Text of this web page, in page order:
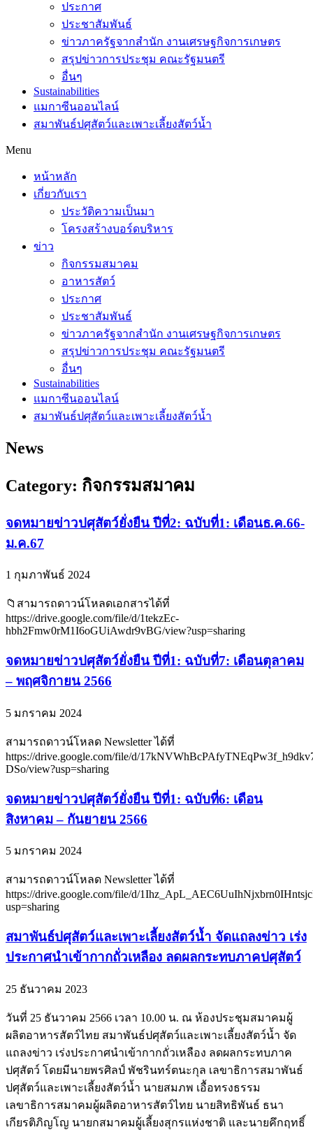
ประกาศ
ประชาสัมพันธ์
ข่าวภาครัฐจากสำนัก งานเศรษฐกิจการเกษตร
สรุปข่าวการประชุม คณะรัฐมนตรี
อื่นๆ
Sustainabilities
แมกาซีนออนไลน์
สมาพันธ์ปศุสัตว์และเพาะเลี้ยงสัตว์น้ำ
Menu
หน้าหลัก
เกี่ยวกับเรา
ประวัติความเป็นมา
โครงสร้างบอร์ดบริหาร
ข่าว
กิจกรรมสมาคม
อาหารสัตว์
ประกาศ
ประชาสัมพันธ์
ข่าวภาครัฐจากสำนัก งานเศรษฐกิจการเกษตร
สรุปข่าวการประชุม คณะรัฐมนตรี
อื่นๆ
Sustainabilities
แมกาซีนออนไลน์
สมาพันธ์ปศุสัตว์และเพาะเลี้ยงสัตว์น้ำ
News
Category: กิจกรรมสมาคม
จดหมายข่าวปศุสัตว์ยั่งยืน ปีที่2: ฉบับที่1: เดือนธ.ค.66-
ม.ค.67
1 กุมภาพันธ์ 2024
📁สามารถดาวน์โหลดเอกสารได้ที่
https://drive.google.com/file/d/1tekzEc-
hbh2Fmw0rM1I6oGUiAwdr9vBG/view?usp=sharing
จดหมายข่าวปศุสัตว์ยั่งยืน ปีที่1: ฉบับที่7: เดือนตุลาคม
– พฤศจิกายน 2566
5 มกราคม 2024
สามารถดาวน์โหลด Newsletter ได้ที่
https://drive.google.com/file/d/
DSo/view?usp=sharing
จดหมายข่าวปศุสัตว์ยั่งยืน ปีที่1: ฉบับที่6: เดือน
สิงหาคม – กันยายน 2566
5 มกราคม 2024
สามารถดาวน์โหลด Newsletter ได้ที่
https://drive.google.com/file/d/
usp=sharing
สมาพันธ์ปศุสัตว์และเพาะเลี้ยงสัตว์น้ำ จัดแถลงข่าว เร่ง
ประกาศนำเข้ากากถั่วเหลือง ลดผลกระทบภาคปศุสัตว์
25 ธันวาคม 2023
วันที่ 25 ธันวาคม 2566 เวลา 10.00 น. ณ ห้องประชุมสมาคมผู้
ผลิตอาหารสัตว์ไทย สมาพันธ์ปศุสัตว์และเพาะเลี้ยงสัตว์น้ำ จัด
แถลงข่าว เร่งประกาศนำเข้ากากถั่วเหลือง ลดผลกระทบภาค
ปศุสัตว์ โดยมีนายพรศิลป์ พัชรินทร์ตนะกุล เลขาธิการสมาพันธ์
ปศุสัตว์และเพาะเลี้ยงสัตว์น้ำ นายสมภพ เอื้อทรงธรรม
เลขาธิการสมาคมผู้ผลิตอาหารสัตว์ไทย นายสิทธิพันธ์ ธนา
เกียรติภิญโญ นายกสมาคมผู้เลี้ยงสุกรแห่งชาติ และนายคึกฤทธิ์